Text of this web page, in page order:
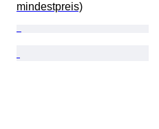
mindestpreis)